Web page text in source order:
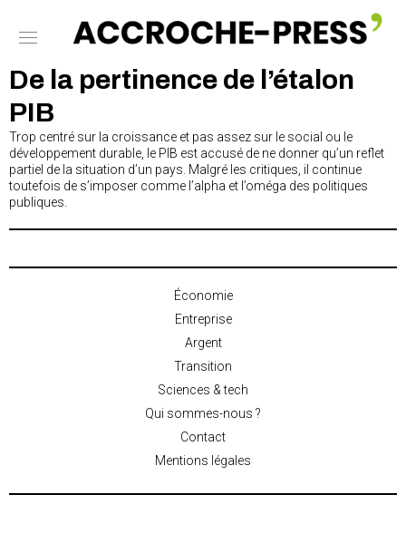
De la pertinence de l’étalon
PIB
Trop centré sur la croissance et pas assez sur le social ou le
développement durable, le PIB est accusé de ne donner qu’un reflet
partiel de la situation d’un pays. Malgré les critiques, il continue
toutefois de s’imposer comme l’alpha et l’oméga des politiques
publiques.
Économie
Entreprise
Argent
Transition
Sciences & tech
Qui sommes-nous ?
Contact
Mentions légales